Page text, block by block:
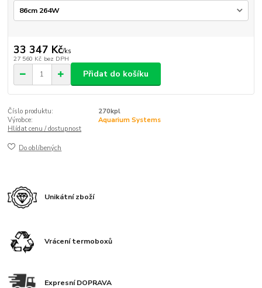
33 347 Kč/ks
27 560 Kč bez DPH
Přidat do košíku
Číslo produktu:
270kpl
Výrobce:
Aquarium Systems
Hlídat cenu / dostupnost
Do oblíbených
Unikátní zboží
Vrácení termoboxů
Expresní DOPRAVA